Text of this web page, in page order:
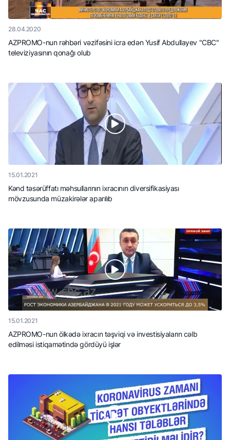
28.04.2020
AZPROMO-nun rəhbəri vəzifəsini icra edən Yusif Abdullayev "CBC"
televiziyasının qonağı olub
15.01.2021
Kənd təsərüffatı məhsullarının ixracının diversifikasiyası
mövzusunda müzakirələr aparılıb
15.01.2021
AZPROMO-nun ölkədə ixracın təşviqi və investisiyaların cəlb
edilməsi istiqamətində gördüyü işlər